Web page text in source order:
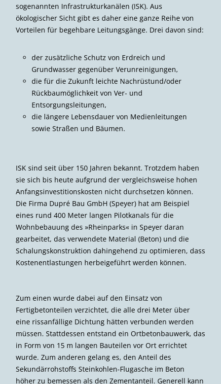
sogenannten Infrastrukturkanälen (ISK). Aus
ökologischer Sicht gibt es daher eine ganze Reihe von
Vorteilen für begehbare Leitungsgänge. Drei davon sind:
der zusätzliche Schutz von Erdreich und
Grundwasser gegenüber Verunreinigungen,
die für die Zukunft leichte Nachrüstund/oder
Rückbaumöglichkeit von Ver- und
Entsorgungsleitungen,
die längere Lebensdauer von Medienleitungen
sowie Straßen und Bäumen.
ISK sind seit über 150 Jahren bekannt. Trotzdem haben
sie sich bis heute aufgrund der vergleichsweise hohen
Anfangsinvestitionskosten nicht durchsetzen können.
Die Firma Dupré Bau GmbH (Speyer) hat am Beispiel
eines rund 400 Meter langen Pilotkanals für die
Wohnbebauung des »Rheinparks« in Speyer daran
gearbeitet, das verwendete Material (Beton) und die
Schalungskonstruktion dahingehend zu optimieren, dass
Kostenentlastungen herbeigeführt werden können.
Zum einen wurde dabei auf den Einsatz von
Fertigbetonteilen verzichtet, die alle drei Meter über
eine rissanfällige Dichtung hätten verbunden werden
müssen. Stattdessen entstand ein Ortbetonbauwerk, das
in Form von 15 m langen Bauteilen vor Ort errichtet
wurde. Zum anderen gelang es, den Anteil des
Sekundärrohstoffs Steinkohlen-Flugasche im Beton
höher zu bemessen als den Zementanteil. Generell kann